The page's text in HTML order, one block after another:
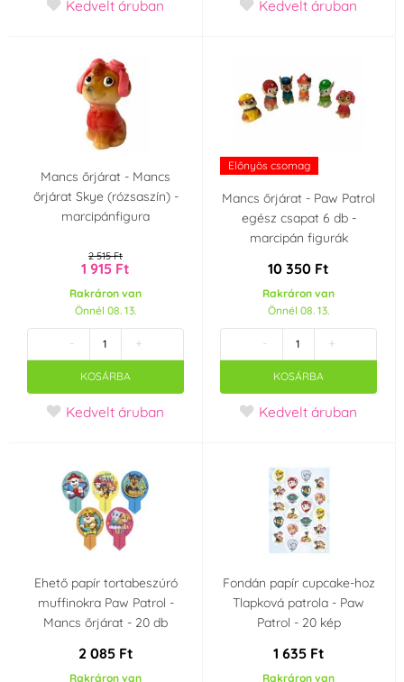
Rose Decor (0) Saracino (0)
Sonneveld Holandsko Südzucker Franken
Sugarflair Colours (0) SvětCukrářů.cz (0)
Unigra S.r.I. Italy
Vola Colori (0) Vortumnus (0)
Wilton (0) WoldoClean® (0)
WoldoHealth® (0) Zeelandia (0)
Áfonya (0) Citrom (0)
Csokoládé (0) (0)
Málna (0) Mandula (0)
Narancs (0) Cseresznye, meggy
Kedvelt áruban Kedvelt áruban
Mancs őrjárat - Mancs
őrjárat Skye (rózsaszín) -
marcipánfigura
2 515 Ft
1 915 Ft
Rakráron van
Önnél 08. 13.
- +
KOSÁRBA
Kedvelt áruban
Előnyös csomag
Mancs őrjárat - Paw Patrol
egész csapat 6 db -
marcipán figurák
10 350 Ft
Rakráron van
Önnél 08. 13.
- +
KOSÁRBA
Kedvelt áruban
Ehető papír tortabeszúró
muffinokra Paw Patrol -
Mancs őrjárat - 20 db
2 085 Ft
Rakráron van
Fondán papír cupcake-hoz
Tlapková patrola - Paw
Patrol - 20 kép
1 635 Ft
Rakráron van